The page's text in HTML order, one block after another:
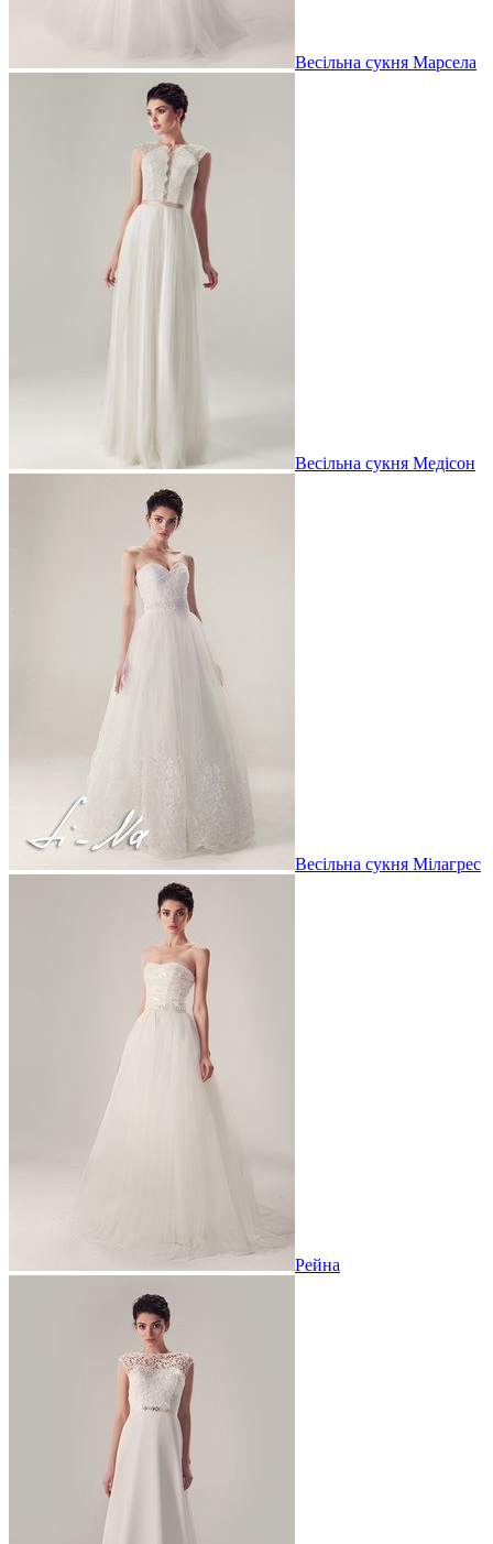
Весільна сукня Марсела
Весільна сукня Медісон
Весільна сукня Мілагрес
Рейна